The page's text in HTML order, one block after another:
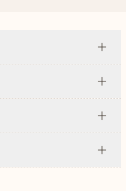
Plus
Plus
Plus
Plus